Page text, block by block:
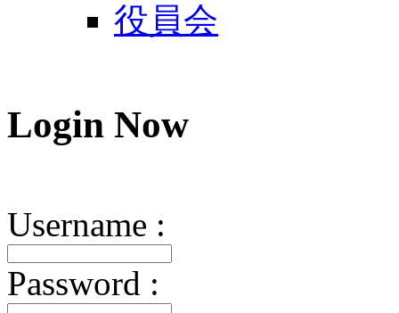
役員会
Login Now
Username :
Password :